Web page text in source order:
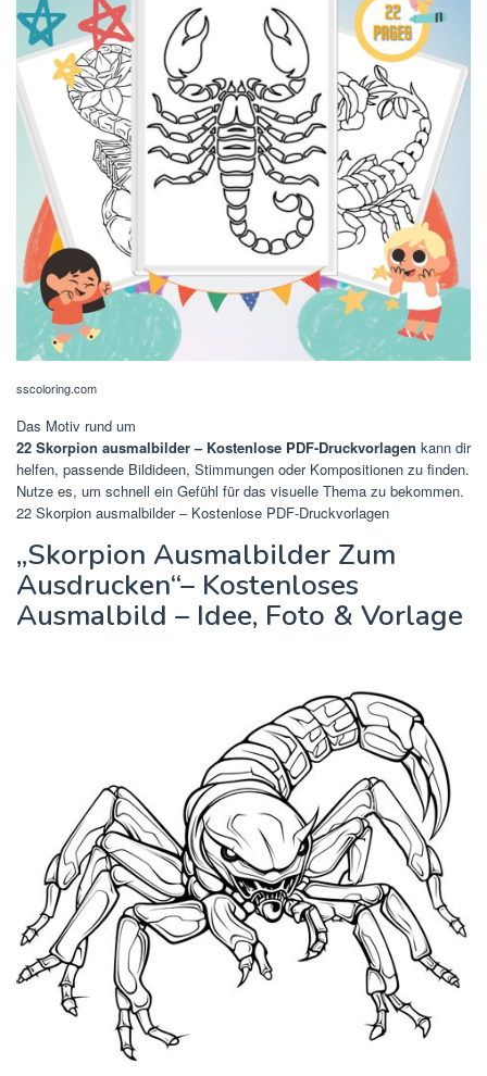
sscoloring.com
Das Motiv rund um
22 Skorpion ausmalbilder – Kostenlose PDF-Druckvorlagen kann dir
helfen, passende Bildideen, Stimmungen oder Kompositionen zu finden.
Nutze es, um schnell ein Gefühl für das visuelle Thema zu bekommen.
22 Skorpion ausmalbilder – Kostenlose PDF-Druckvorlagen
„Skorpion Ausmalbilder Zum
Ausdrucken“– Kostenloses
Ausmalbild – Idee, Foto & Vorlage